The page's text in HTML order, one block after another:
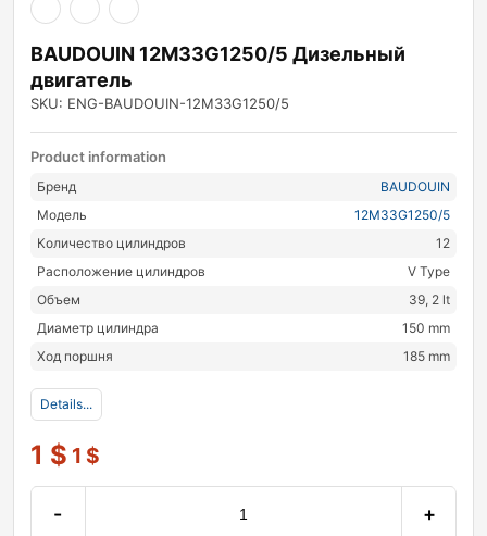
BAUDOUIN 12M33G1250/5 Дизельный
двигатель
SKU: ENG-BAUDOUIN-12M33G1250/5
Product information
Бренд
BAUDOUIN
Модель
12M33G1250/5
Количество цилиндров
12
Расположение цилиндров
V Type
Объем
39, 2 lt
Диаметр цилиндра
150 mm
Ход поршня
185 mm
Details...
1 $ 1 $
- +